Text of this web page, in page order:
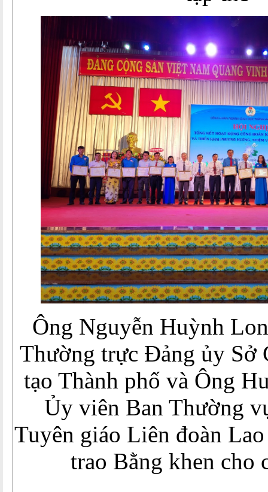
Ông Nguyễn Huỳnh
Thường trực Đảng ủy Sở
tạo Thành phố và Ông
Ủy viên Ban Thường
Tuyên giáo Liên đoàn
trao Bằng khen cho